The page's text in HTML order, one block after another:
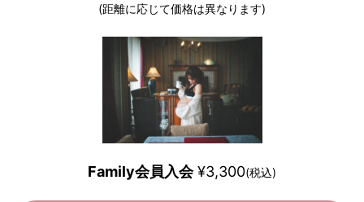
(距離に応じて価格は異なります)
Family会員入会¥3,300(税込)